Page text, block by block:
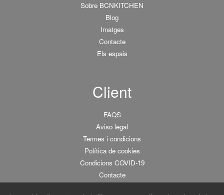
Sobre BCNKITCHEN
Blog
Imatges
Contacte
Els espais
Client
FAQS
Aviso legal
Termes i condicions
Política de cookies
Condicions COVID-19
Contacte